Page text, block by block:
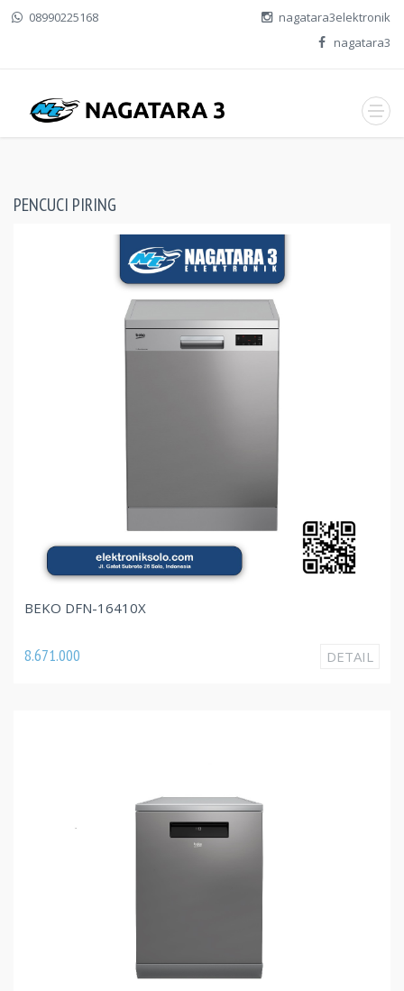
08990225168
nagatara3elektronik
nagatara3
PENCUCI PIRING
BEKO DFN-16410X
8.671.000 DETAIL